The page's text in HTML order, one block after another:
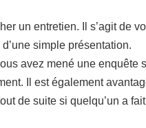
un entretien. Il s’agit de
simple présentation.
avez mené une enquête
Il est également
de suite si quelqu’un a